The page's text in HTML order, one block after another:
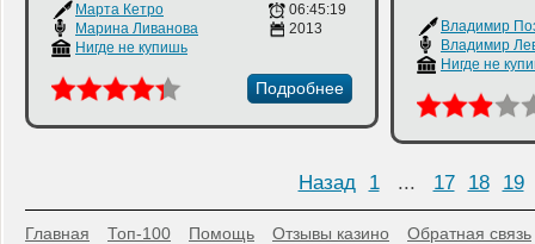
Марта Кетро
Марина Ливанова
Нигде не купишь
06:45:19
2013
Подробнее
Владимир
Владимир
Нигде не
Назад 1 ... 17 18 19
Главная Топ-100 Помощь Отзывы казино Обратная связь